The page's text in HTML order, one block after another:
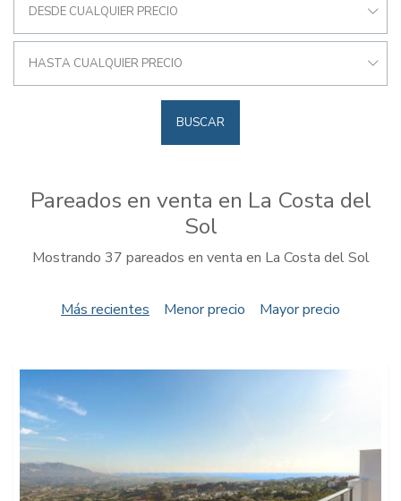
DESDE CUALQUIER PRECIO
HASTA CUALQUIER PRECIO
BUSCAR
Pareados en venta en La Costa del
Sol
Mostrando 37 pareados en venta en La Costa del Sol
Más recientes Menor precio Mayor precio